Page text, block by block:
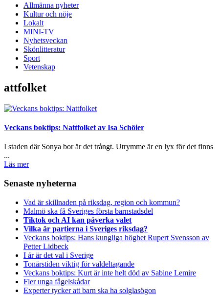
Allmänna nyheter
Kultur och nöje
Lokalt
MINI-TV
Nyhetsveckan
Skönlitteratur
Sport
Vetenskap
attfolket
Veckans boktips: Nattfolket av Isa Schöier
I staden där Sonya bor är det trångt. Utrymme är en lyx för det finns
...
Läs mer
Senaste nyheterna
Vad är skillnaden på riksdag, region och kommun?
Malmö ska få Sveriges första barnstadsdel
Tiktok och AI kan påverka valet
Vilka är partierna i Sveriges riksdag?
Veckans boktips: Hans kungliga höghet Rupert Svensson av
Petter Lidbeck
I år är det val i Sverige
Tonårstiden viktig för valdeltagande
Veckans boktips: Kurt är inte helt död av Sabine Lemire
Fler unga fågelskådar
Experter tycker att barn ska ha solglasögon